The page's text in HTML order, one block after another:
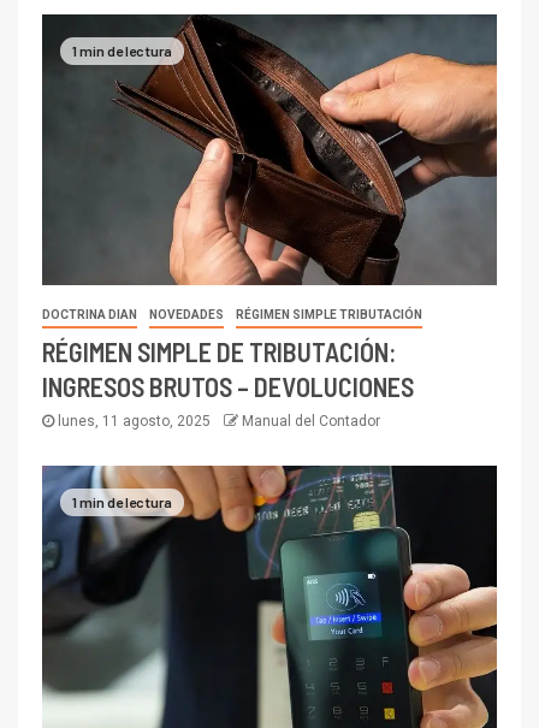
1 min de lectura
DOCTRINA DIAN NOVEDADES RÉGIMEN SIMPLE TRIBUTACIÓN
RÉGIMEN SIMPLE DE TRIBUTACIÓN:
INGRESOS BRUTOS – DEVOLUCIONES
lunes, 11 agosto, 2025 Manual del Contador
1 min de lectura